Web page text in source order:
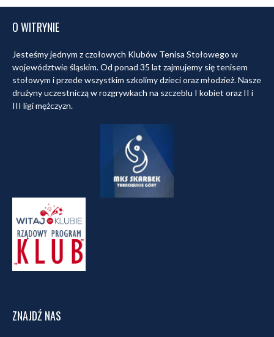
O WITRYNIE
Jesteśmy jednym z czołowych Klubów Tenisa Stołowego w
województwie śląskim. Od ponad 35 lat zajmujemy się tenisem
stołowym i przede wszystkim szkolimy dzieci oraz młodzież. Nasze
drużyny uczestniczą w rozgrywkach na szczeblu I kobiet oraz II i
III ligi mężczyzn.
ZNAJDŹ NAS